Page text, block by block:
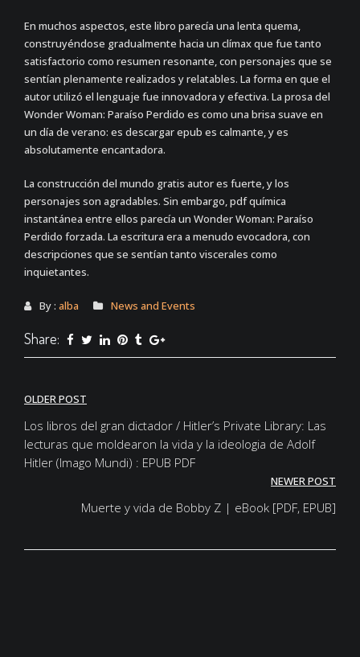
En muchos aspectos, este libro parecía una lenta quema,
construyéndose gradualmente hacia un clímax que fue tanto
satisfactorio como resumen resonante, con personajes que se
sentían plenamente realizados y relatables. La forma en que el
autor utilizó el lenguaje fue innovadora y efectiva. La prosa del
Wonder Woman: Paraíso Perdido es como una brisa suave en
un día de verano: es descargar epub es calmante, y es
absolutamente encantadora.
La construcción del mundo gratis autor es fuerte, y los
personajes son agradables. Sin embargo, pdf química
instantánea entre ellos parecía un Wonder Woman: Paraíso
Perdido forzada. La escritura era a menudo evocadora, con
descripciones que se sentían tanto viscerales como
inquietantes.
By : alba News and Events
Share:
Post
navigation
OLDER POST
Los libros del gran dictador / Hitler’s Private Library: Las
lecturas que moldearon la vida y la ideologia de Adolf
Hitler (Imago Mundi) : EPUB PDF
NEWER POST
Muerte y vida de Bobby Z | eBook [PDF, EPUB]